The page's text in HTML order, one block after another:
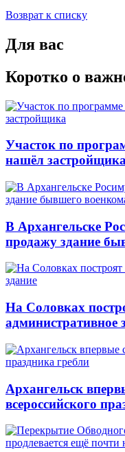
Возврат к списку
Для вас
Коротко о
Участок по
нашёл
В Архангельске
продажу здание
На Соловках
административное
Архангельск
всероссийского